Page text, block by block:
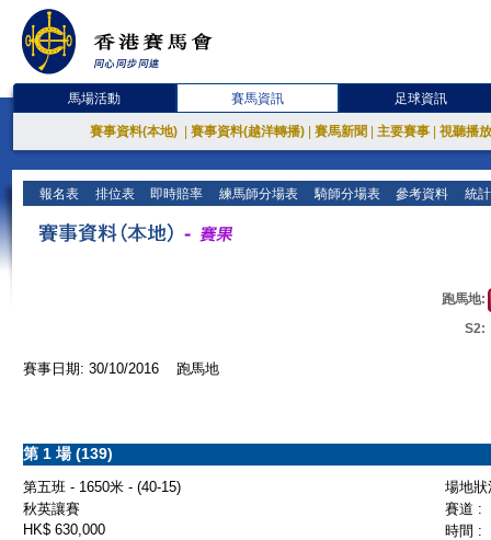
馬場活動 賽馬資訊 足球資訊
賽事資料(本地) 賽事資料(越洋轉播) 賽馬新聞 主要賽事 視聽播
報名表 排位表 即時賠率 練馬師分場表 騎師分場表 參考資料 統
跑馬地:
S2:
賽事日期: 30/10/2016 跑馬地
第 1 場 (139)
第五班 - 1650米 - (40-15)
場地
秋英讓賽
賽道 :
HK$ 630,000
時間 :